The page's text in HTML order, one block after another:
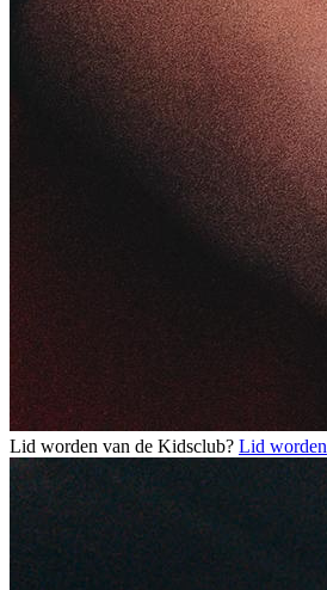
Lid worden van de Kidsclub? Lid worden